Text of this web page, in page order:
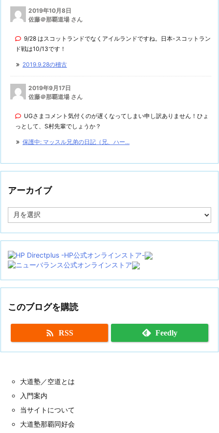
2019年10月8日
佐藤＠那覇道場 さん
9/28 はスコットランドでなくアイルランドですね。日本-スコットラン
ド戦は10/13です！
2019.9.28の稽古
2019年9月17日
佐藤＠那覇道場 さん
UGさまコメント気付くのが遅くなってしまい申し訳ありません！ひょ
っとして、S村先輩でしょうか？
保護中: マッスル兄弟の日記（兄、ハー...
アーカイブ
ー
イ
このブログを購読
 RSS Feedly
大道塾／空道とは
入門案内
当サイトについて
大道塾那覇同好会